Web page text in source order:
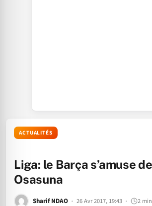
ACTUALITÉS
Liga: le Barça s’amuse
Osasuna
Sharif NDAO 26 Avr 2017, 19:43 2 min